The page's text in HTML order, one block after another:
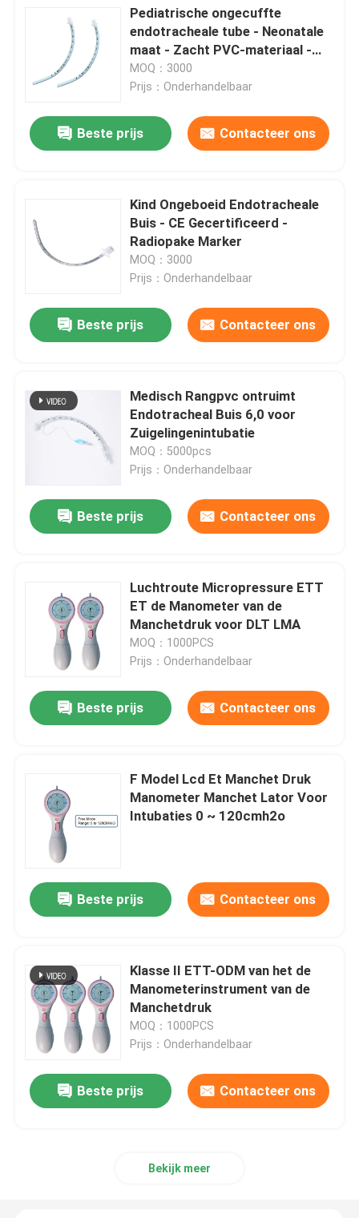
Producten
VR-show
Over ons
Kwaliteitscontrole
Contacteer ons
Vraag een offerte aan
Pediatrische ongecuffte
endotracheale tube - Neonatale
maat - Zacht PVC-materiaal -
ISO CE
MOQ：3000
Prijs：Onderhandelbaar
Beste prijs Contacteer ons
Kind Ongeboeid Endotracheale
Buis - CE Gecertificeerd -
Radiopake Marker
MOQ：3000
Prijs：Onderhandelbaar
Beste prijs Contacteer ons
Medisch Rangpvc ontruimt
Endotracheal Buis 6,0 voor
Zuigelingenintubatie
MOQ：5000pcs
Prijs：Onderhandelbaar
Beste prijs Contacteer ons
Luchtroute Micropressure ETT
ET de Manometer van de
Manchetdruk voor DLT LMA
MOQ：1000PCS
Prijs：Onderhandelbaar
Beste prijs Contacteer ons
F Model Lcd Et Manchet Druk
Manometer Manchet Lator Voor
Intubaties 0 ~ 120cmh2o
Beste prijs Contacteer ons
Klasse II ETT-ODM van het de
Manometerinstrument van de
Manchetdruk
MOQ：1000PCS
Prijs：Onderhandelbaar
Beste prijs Contacteer ons
Bekijk meer